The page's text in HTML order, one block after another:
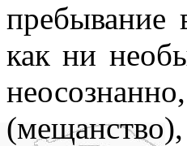
пребывание
как ни